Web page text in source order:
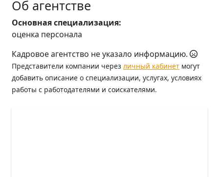
Об агентстве
Основная специализация:
оценка персонала
Кадровое агентство не указало информацию.
Представители компании через личный кабинет могут
добавить описание о специализации, услугах, условиях
работы с работодателями и соискателями.